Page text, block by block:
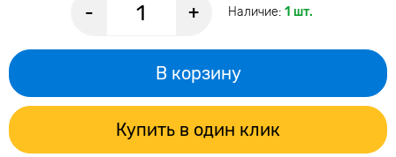
- + Наличие: 1 шт.
В корзину
Купить в один клик